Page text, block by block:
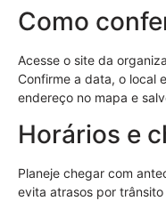
Como
Acesse o site da
Confirme a data, o local
endereço no mapa e
Horários e
Planeje chegar com
evita atrasos por